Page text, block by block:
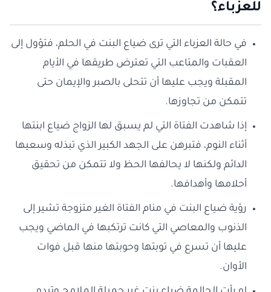
للعزباء؟
في حالة العزباء التي ترى ضياع البنت في الحلم، فتؤول إلى
العقبات والمتاعب التي تعترض طريقها في الأيام
المقبلة ويجب عليها أن تتحلى بالصبر والإيمان حتى
تتمكن من تجاوزها.
إذا شاهدت الفتاة التي لم يسبق لها الزواج ضياع ابنتها
أثناء النوم، فتبرهن على الجهد الكبير الذي تبذله وسعيها
الدائم ولكنها لا يحالفها الحظ ولا تتمكن من تحقيق
أحلامها وأهدافها.
رؤية ضياع البنت في منام الفتاة الغير متزوجة تشير إلى
الذنوب والمعاصي التي كانت ترتكبها في الماضي ويجب
عليها أن تسرع في توبتها وحوبتها منها قبل فوات
الأوان.